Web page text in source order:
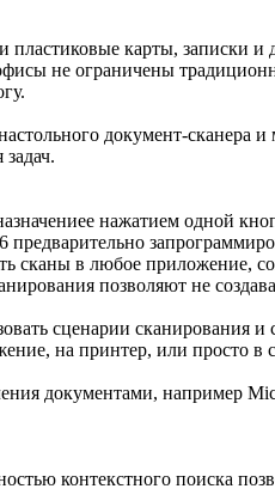
карты, записки и
не ограничены
документ-сканера
нажатием одной
сканы в любое приложение,
позволяют не
сценарии сканирования
на принтер, или просто в
документами, например
контекстного поиска